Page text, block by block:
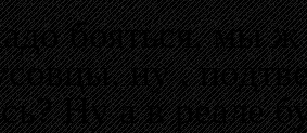
бояться, мы
ну ,
Ну а в реале